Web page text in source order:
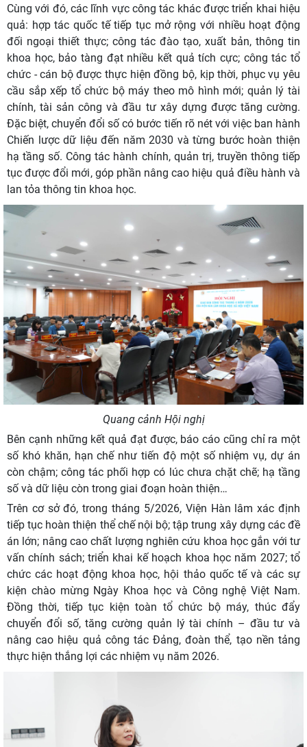
Cùng với đó, các lĩnh vực công tác khác được triển khai hiệu
quả: hợp tác quốc tế tiếp tục mở rộng với nhiều hoạt động
đối ngoại thiết thực; công tác đào tạo, xuất bản, thông tin
khoa học, bảo tàng đạt nhiều kết quả tích cực; công tác tổ
chức - cán bộ được thực hiện đồng bộ, kịp thời, phục vụ yêu
cầu sắp xếp tổ chức bộ máy theo mô hình mới; quản lý tài
chính, tài sản công và đầu tư xây dựng được tăng cường.
Đặc biệt, chuyển đổi số có bước tiến rõ nét với việc ban hành
Chiến lược dữ liệu đến năm 2030 và từng bước hoàn thiện
hạ tầng số. Công tác hành chính, quản trị, truyền thông tiếp
tục được đổi mới, góp phần nâng cao hiệu quả điều hành và
lan tỏa thông tin khoa học.
Quang cảnh Hội nghị
Bên cạnh những kết quả đạt được, báo cáo cũng chỉ ra một
số khó khăn, hạn chế như tiến độ một số nhiệm vụ, dự án
còn chậm; công tác phối hợp có lúc chưa chặt chẽ; hạ tầng
số và dữ liệu còn trong giai đoạn hoàn thiện…
Trên cơ sở đó, trong tháng 5/2026, Viện Hàn lâm xác định
tiếp tục hoàn thiện thể chế nội bộ; tập trung xây dựng các đề
án lớn; nâng cao chất lượng nghiên cứu khoa học gắn với tư
vấn chính sách; triển khai kế hoạch khoa học năm 2027; tổ
chức các hoạt động khoa học, hội thảo quốc tế và các sự
kiện chào mừng Ngày Khoa học và Công nghệ Việt Nam.
Đồng thời, tiếp tục kiện toàn tổ chức bộ máy, thúc đẩy
chuyển đổi số, tăng cường quản lý tài chính – đầu tư và
nâng cao hiệu quả công tác Đảng, đoàn thể, tạo nền tảng
thực hiện thắng lợi các nhiệm vụ năm 2026.